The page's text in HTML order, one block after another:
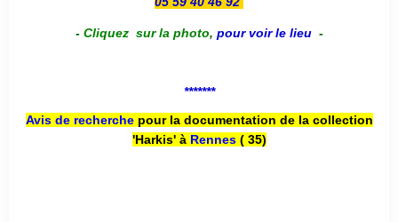
- Cliquez sur la photo, pour voir le lieu -
*******
Avis de recherche pour la documentation de la collection
'Harkis' à Rennes( 35)